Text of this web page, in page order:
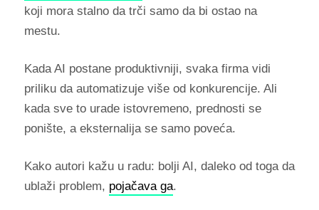
koji mora stalno da trči samo da bi ostao na
mestu.
Kada AI postane produktivniji, svaka firma vidi
priliku da automatizuje više od konkurencije. Ali
kada sve to urade istovremeno, prednosti se
ponište, a eksternalija se samo poveća.
Kako autori kažu u radu: bolji AI, daleko od toga da
ublaži problem, pojačava ga.